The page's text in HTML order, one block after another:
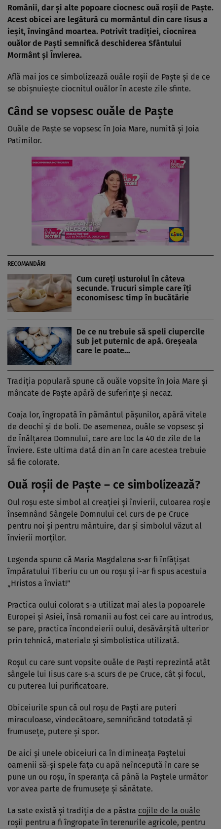
Românii, dar și alte popoare ciocnesc ouă roșii de Paște.
Acest obicei are legătură cu mormântul din care Iisus a
ieșit, învingând moartea. Potrivit tradiției, ciocnirea
ouălor de Paști semnifică deschiderea Sfântului
Mormânt și Învierea.
Află mai jos ce simbolizează ouăle roșii de Paște și de ce
se obișnuiește ciocnitul ouălor în aceste zile sfinte.
Când se vopsesc ouăle de Paște
Ouăle de Paște se vopsesc în Joia Mare, numită și Joia
Patimilor.
RECOMANDĂRI
Cum cureți usturoiul în câteva
secunde. Trucuri simple care îți
economisesc timp în bucătărie
De ce nu trebuie să speli ciupercile
sub jet puternic de apă. Greșeala
care le poate…
Tradiția populară spune că ouăle vopsite în Joia Mare și
mâncate de Paște apără de suferințe și necaz.
Coaja lor, îngropată în pământul pășunilor, apără vitele
de deochi și de boli. De asemenea, ouăle se vopsesc și
de Înălțarea Domnului, care are loc la 40 de zile de la
Înviere. Este ultima dată din an în care acestea trebuie
să fie colorate.
Ouă roșii de Paște – ce simbolizează?
Oul roşu este simbol al creaţiei şi învierii, culoarea roşie
însemnând Sângele Domnului cel curs de pe Cruce
pentru noi şi pentru mântuire, dar şi simbolul văzut al
învierii morţilor.
Legenda spune că Maria Magdalena s-ar fi înfăţişat
împăratului Tiberiu cu un ou roşu şi i-ar fi spus acestuia
„Hristos a înviat!”
Practica oului colorat s-a utilizat mai ales la popoarele
Europei şi Asiei, însă romanii au fost cei care au introdus,
se pare, practica încondeierii oului, desăvârşită ulterior
prin tehnică, materiale şi simbolistica utilizată.
Roşul cu care sunt vopsite ouăle de Paşti reprezintă atât
sângele lui Iisus care s-a scurs de pe Cruce, cât şi focul,
cu puterea lui purificatoare.
Obiceiurile spun că oul roşu de Paşti are puteri
miraculoase, vindecătoare, semnificând totodată şi
frumuseţe, putere şi spor.
De aici şi unele obiceiuri ca în dimineaţa Paştelui
oamenii să-şi spele faţa cu apă neîncepută în care se
pune un ou roşu, în speranţa că până la Paştele următor
vor avea parte de frumuseţe şi sănătate.
La sate există şi tradiţia de a păstra cojile de la ouăle
roşii pentru a fi îngropate în terenurile agricole, pentru